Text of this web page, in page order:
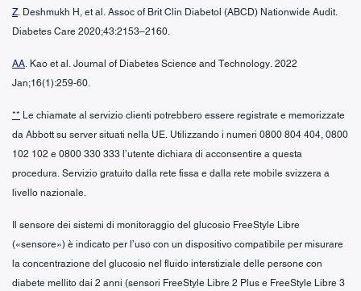
Z. Deshmukh H, et al. Assoc of Brit Clin Diabetol (ABCD) Nationwide Audit.
Diabetes Care 2020;43:2153–2160.
AA. Kao et al. Journal of Diabetes Science and Technology. 2022
Jan;16(1):259-60.
** Le chiamate al servizio clienti potrebbero essere registrate e memorizzate
da Abbott su server situati nella UE. Utilizzando i numeri 0800 804 404, 0800
102 102 e 0800 330 333 l’utente dichiara di acconsentire a questa
procedura. Servizio gratuito dalla rete fissa e dalla rete mobile svizzera a
livello nazionale.
Il sensore dei sistemi di monitoraggio del glucosio FreeStyle Libre
(«sensore») è indicato per l’uso con un dispositivo compatibile per misurare
la concentrazione del glucosio nel fluido interstiziale delle persone con
diabete mellito dai 2 anni (sensori FreeStyle Libre 2 Plus e FreeStyle Libre 3